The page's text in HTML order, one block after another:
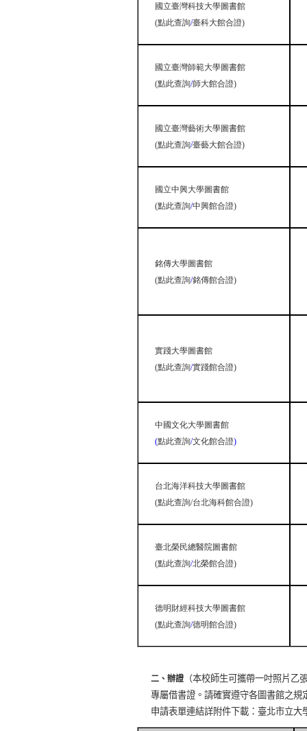
國立臺灣科技大學圖書館
(點此查詢/臺科大館合證)
國立臺灣師範大學圖書館
(點此查詢/師大館合證)
國立臺灣藝術大學圖書館
(點此查詢/臺藝大館合證)
國立中興大學圖書館
(點此查詢/中興館合證)
銘傳大學圖書館
(點此查詢/銘傳館合證)
實踐大學圖書館
(點此查詢/實踐館合證)
中國文化大學圖書館
(點此查詢/文化館合證)
台北海洋科技大學圖書館
(點此查詢/台北海科館合證)
臺北榮民總醫院圖書館
(點此查詢/北榮館合證)
德明財經科技大學圖書館
(點此查詢/德明館合證)
二、辦證（本校師生可攜帶一吋照片乙
專屬借書證。請確實遵守各圖書館之
申請表單連結詳附件下載：臺北市立大